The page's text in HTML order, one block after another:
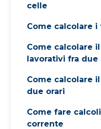
celle
Come calcolare
Come calcolare
lavorativi fra due
Come calcolare
due orari
Come fare
corrente